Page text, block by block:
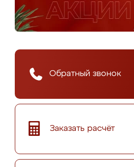
Обратный звонок
Заказать расчёт